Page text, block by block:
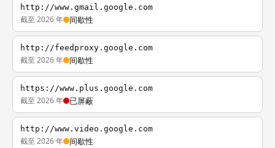
http://www.gmail.google.com
截至 2026 年 间歇性
http://feedproxy.google.com
截至 2026 年 间歇性
https://www.plus.google.com
截至 2026 年 已屏蔽
http://www.video.google.com
截至 2026 年 间歇性